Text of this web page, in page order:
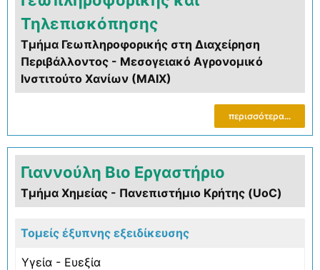
Τηλεπισκόπησης
Τμήμα Γεωπληροφορικής στη Διαχείρηση
Περιβάλλοντος - Μεσογειακό Αγρονομικό
Ινστιτούτο Χανίων (ΜΑΙΧ)
περισσότερα...
Γιαννούλη Βιο Εργαστήριο
Τμήμα Χημείας - Πανεπιστήμιο Κρήτης (UoC)
Τομείς έξυπνης εξειδίκευσης
Υγεία - Ευεξία